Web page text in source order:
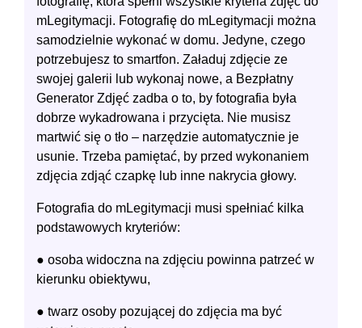
mLegitymacji. Fotografię do mLegitymacji można
samodzielnie wykonać w domu. Jedyne, czego
potrzebujesz to smartfon. Załaduj zdjęcie ze
swojej galerii lub wykonaj nowe, a Bezpłatny
Generator Zdjęć zadba o to, by fotografia była
dobrze wykadrowana i przycięta. Nie musisz
martwić się o tło ‒ narzędzie automatycznie je
usunie. Trzeba pamiętać, by przed wykonaniem
zdjęcia zdjąć czapkę lub inne nakrycia głowy.
Fotografia do mLegitymacji musi spełniać kilka
podstawowych kryteriów:
● osoba widoczna na zdjęciu powinna patrzeć w
kierunku obiektywu,
● twarz osoby pozującej do zdjęcia ma być